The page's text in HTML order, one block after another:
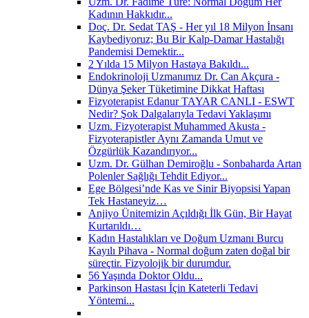
Kadının Hakkıdır...
Doç. Dr. Sedat TAŞ - Her yıl 18 Milyon İnsanı
Kaybediyoruz; Bu Bir Kalp-Damar Hastalığı
Pandemisi Demektir...
2 Yılda 15 Milyon Hastaya Bakıldı...
Endokrinoloji Uzmanımız Dr. Can Akçura -
Dünya Şeker Tüketimine Dikkat Haftası
Fizyoterapist Edanur TAYAR CANLI - ESWT
Nedir? Şok Dalgalarıyla Tedavi Yaklaşımı
Uzm. Fizyoterapist Muhammed Akusta -
Fizyoterapistler Aynı Zamanda Umut ve
Özgürlük Kazandırıyor...
Uzm. Dr. Gülhan Demiroğlu - Sonbaharda Artan
Polenler Sağlığı Tehdit Ediyor...
Ege Bölgesi’nde Kas ve Sinir Biyopsisi Yapan
Tek Hastaneyiz…
Anjiyo Ünitemizin Açıldığı İlk Gün, Bir Hayat
Kurtarıldı…
Kadın Hastalıkları ve Doğum Uzmanı Burcu
Kayılı Pihava - Normal doğum zaten doğal bir
süreçtir. Fizyolojik bir durumdur.
56 Yaşında Doktor Oldu...
Parkinson Hastası İçin Kateterli Tedavi
Yöntemi...